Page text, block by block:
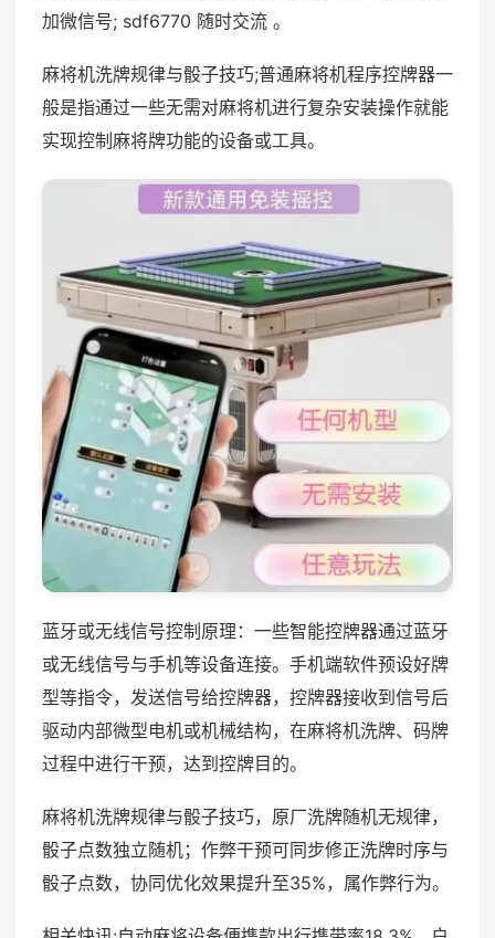
加微信号; sdf6770 随时交流 。
麻将机洗牌规律与骰子技巧;普通麻将机程序控牌器一
般是指通过一些无需对麻将机进行复杂安装操作就能
实现控制麻将牌功能的设备或工具。
蓝牙或无线信号控制原理：一些智能控牌器通过蓝牙
或无线信号与手机等设备连接。手机端软件预设好牌
型等指令，发送信号给控牌器，控牌器接收到信号后
驱动内部微型电机或机械结构，在麻将机洗牌、码牌
过程中进行干预，达到控牌目的。
麻将机洗牌规律与骰子技巧，原厂洗牌随机无规律，
骰子点数独立随机；作弊干预可同步修正洗牌时序与
骰子点数，协同优化效果提升至35%，属作弊行为。